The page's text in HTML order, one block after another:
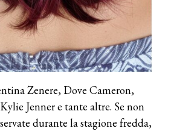
Zenere, Dove Cameron,
Jenner e tante altre. Se non
durante la stagione fredda,
sua innovativa ed
di prodotti
cofanetti beauty
adatto ad